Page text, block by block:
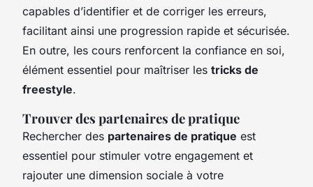
capables d’identifier et de corriger les erreurs,
facilitant ainsi une progression rapide et sécurisée.
En outre, les cours renforcent la confiance en soi,
élément essentiel pour maîtriser les tricks de
freestyle.
Trouver des partenaires de pratique
Rechercher des partenaires de pratique est
essentiel pour stimuler votre engagement et
rajouter une dimension sociale à votre